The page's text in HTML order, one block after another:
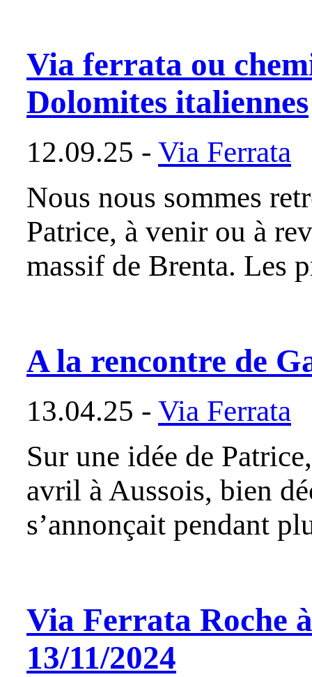
Via ferrata ou
Dolomites italiennes
12.09.25 - Via Ferrata
Nous nous sommes
Patrice, à venir ou à
massif de Brenta. Les
A la rencontre de
13.04.25 - Via Ferrata
Sur une idée de
avril à Aussois, bien
s’annonçait pendant
Via Ferrata Roche
13/11/2024